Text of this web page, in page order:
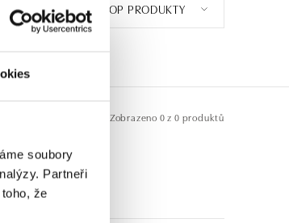
soubory
Partneři
že
TOP PRODUKTY
Zobrazeno 0 z 0 produktů